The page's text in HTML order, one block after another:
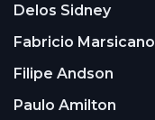
Delos Sidney
Fabricio Marsicano
Filipe Andson
Paulo Amilton